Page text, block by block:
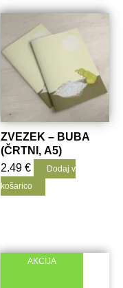
ZVEZEK – BUBA
(ČRTNI, A5)
2.49€
Dodaj v
košarico
AKCIJA